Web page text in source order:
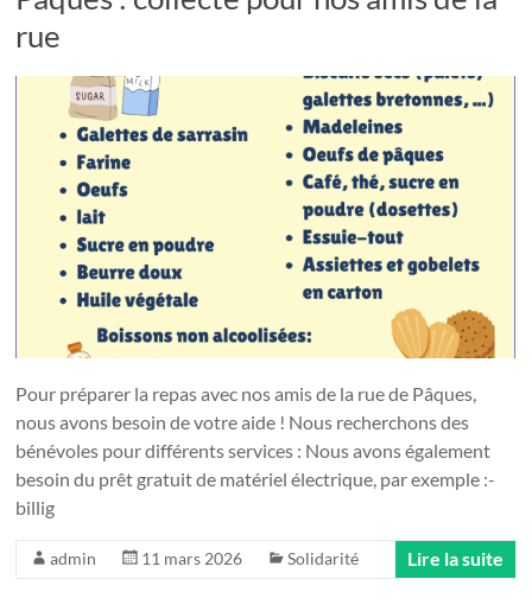
rue
Pour préparer la repas avec nos amis de la rue de Pâques,
nous avons besoin de votre aide ! Nous recherchons des
bénévoles pour différents services : Nous avons également
besoin du prêt gratuit de matériel électrique, par exemple :-
billig
admin 11 mars 2026 Solidarité Lire la suite